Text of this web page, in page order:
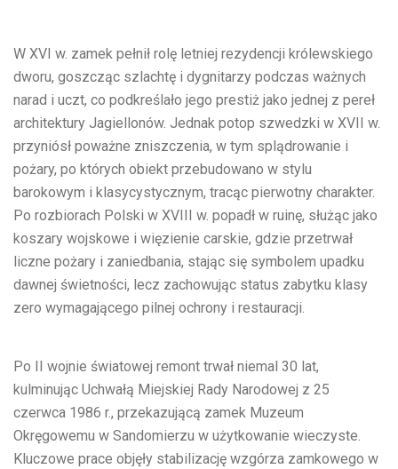
W XVI w. zamek pełnił rolę letniej rezydencji królewskiego
dworu, goszcząc szlachtę i dygnitarzy podczas ważnych
narad i uczt, co podkreślało jego prestiż jako jednej z pereł
architektury Jagiellonów. Jednak potop szwedzki w XVII w.
przyniósł poważne zniszczenia, w tym splądrowanie i
pożary, po których obiekt przebudowano w stylu
barokowym i klasycystycznym, tracąc pierwotny charakter.
Po rozbiorach Polski w XVIII w. popadł w ruinę, służąc jako
koszary wojskowe i więzienie carskie, gdzie przetrwał
liczne pożary i zaniedbania, stając się symbolem upadku
dawnej świetności, lecz zachowując status zabytku klasy
zero wymagającego pilnej ochrony i restauracji.
Po II wojnie światowej remont trwał niemal 30 lat,
kulminując Uchwałą Miejskiej Rady Narodowej z 25
czerwca 1986 r., przekazującą zamek Muzeum
Okręgowemu w Sandomierzu w użytkowanie wieczyste.
Kluczowe prace objęły stabilizację wzgórza zamkowego w